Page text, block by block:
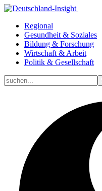
Regional
Gesundheit & Soziales
Bildung & Forschung
Wirtschaft & Arbeit
Politik & Gesellschaft